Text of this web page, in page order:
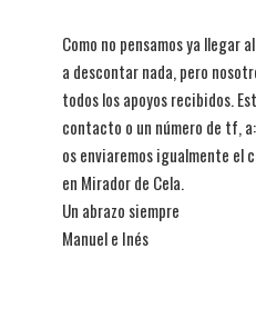
Como no pensamos ya llegar
a descontar nada, pero
todos los apoyos recibidos.
contacto o un número de tf, a:
os enviaremos igualmente el
en Mirador de Cela.
Un abrazo siempre
Manuel e Inés